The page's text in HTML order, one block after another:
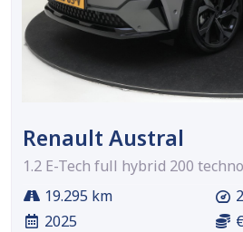
Renault Austral
1.2 E-Tech full hybrid 200
19.295 km
2025